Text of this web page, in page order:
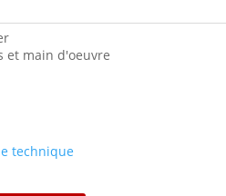
et main d'oeuvre
technique